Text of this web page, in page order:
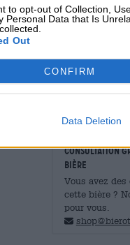
to opt-out of Collection,
Personal Data that Is
Out
CONFIRM
Data Deletion
un or cuivré
nez une
toutes
fraîchement
gustative.
CONSULTATION
BIÈRE
Vous avez
cette bière ?
pour vous.